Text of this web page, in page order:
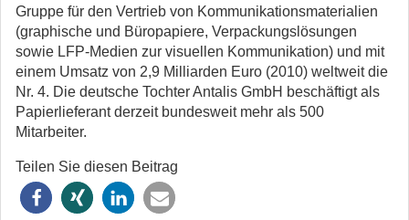
Gruppe für den Vertrieb von Kommunikationsmaterialien
(graphische und Büropapiere, Verpackungslösungen
sowie LFP-Medien zur visuellen Kommunikation) und mit
einem Umsatz von 2,9 Milliarden Euro (2010) weltweit die
Nr. 4. Die deutsche Tochter Antalis GmbH beschäftigt als
Papierlieferant derzeit bundesweit mehr als 500
Mitarbeiter.
Teilen Sie diesen Beitrag